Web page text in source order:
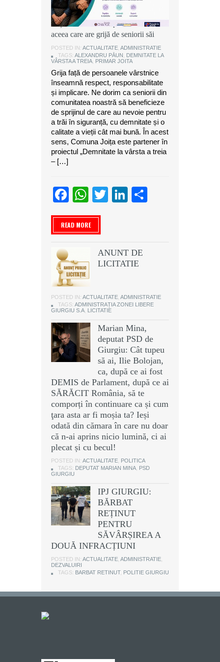
Alexandru Păun, primarul comunei
Joița: O comunitate puternică este
aceea care are grijă de seniorii săi
POSTED IN: ACTUALITATE ADMINISTRATIE
TAGS: ALEXANDRU PĂUN
DEMNITATE LA
VÂRSTA A TREIA PRIMAR JOITA
Grija față de persoanele vârstnice
înseamnă respect, responsabilitate
și implicare. Ne dorim ca seniorii din
comunitatea noastră să beneficieze
de sprijinul de care au nevoie pentru
a trăi în siguranță, cu demnitate și o
calitate a vieții cât mai bună. În acest
sens, Comuna Joița este partener în
proiectul „Demnitate la vârsta a treia
– […]
Facebook
WhatsApp
TwitterLinkedIn
READ MORE
ANUNT DE
LICITATIE
POSTED IN: ACTUALITATE ADMINISTRATIE
TAGS: ADMINISTRAȚIA ZONEI LIBERE
GIURGIU S.A LICITATIE
Marian Mina,
deputat PSD de
Giurgiu: Cât tupeu
să ai, Ilie Bolojan,
ca, după ce ai fost
DEMIS de Parlament, după ce ai
SĂRĂCIT România, să te
comporți în continuare ca și cum
ţara asta ar fi moșia ta? Ieși
odată din cămara în care nu doar
că n-ai aprins nicio lumină, ci ai
plecat și cu becul!
POSTED IN: ACTUALITATE POLITICA
TAGS: DEPUTAT MARIAN MINA PSD
GIURGIU
IPJ GIURGIU:
BĂRBAT
REȚINUT
PENTRU
SĂVÂRȘIREA A
DOUĂ INFRACȚIUNI
POSTED IN: ACTUALITATE ADMINISTRATIE
DEZVALUIRI
TAGS: BARBAT RETINUT, POLITIE GIURGIU